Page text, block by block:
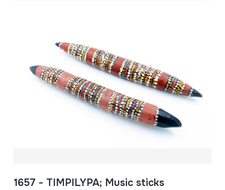
1657 - TIMPILYPA; Music sticks